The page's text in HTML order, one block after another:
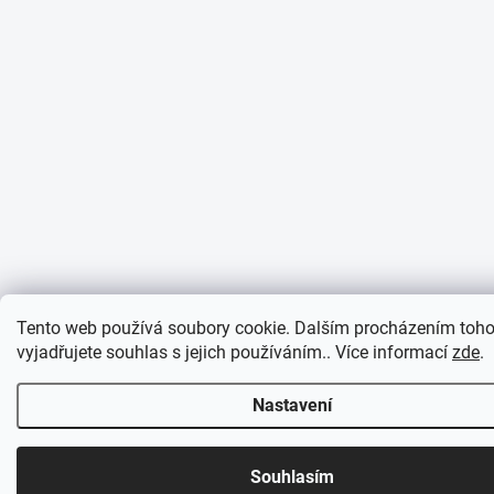
Tento web používá soubory cookie. Dalším procházením
vyjadřujete souhlas s jejich používáním.. Více informací zde.
Nastavení
Souhlasím